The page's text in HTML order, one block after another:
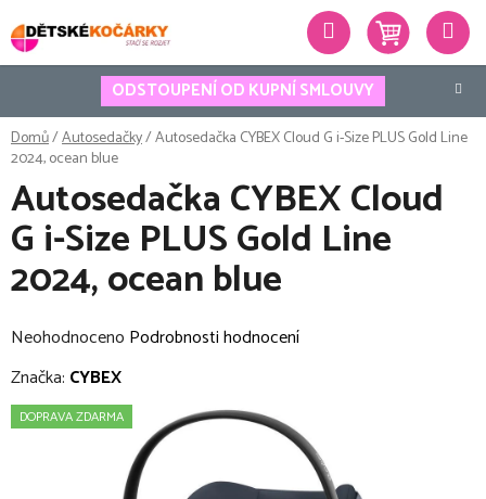
na
obsah
ODSTOUPENÍ OD KUPNÍ SMLOUVY
Hledat
Domů/Autosedačky/Autosedačka CYBEX Cloud G i-Size PLUS Gold Line
2024, ocean blue
Autosedačka CYBEX Cloud
G i-Size PLUS Gold Line
2024, ocean blue
Průměrné
hodnocení
je
Neohodnoceno Podrobnosti hodnocení
Značka: CYBEX
DOPRAVA ZDARMA